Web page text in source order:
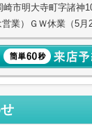
崎市明大寺町字諸神
業）ＧＷ休業（5月2